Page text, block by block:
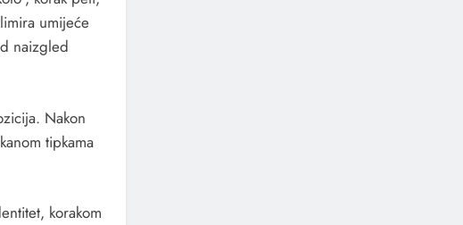
umijeće
naizgled
Nakon
tipkama
korakom